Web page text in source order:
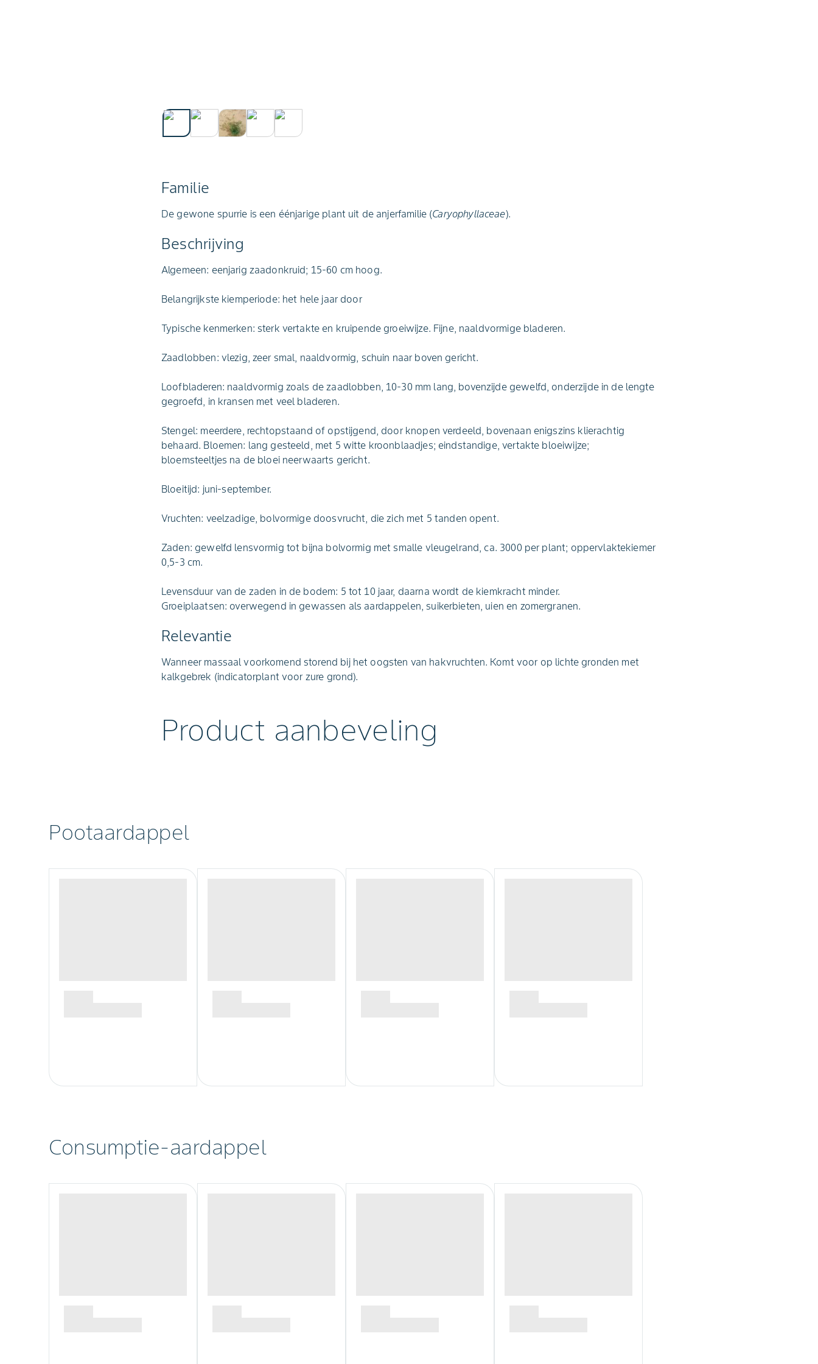
Familie
De gewone spurrie is een éénjarige plant uit de anjerfamilie (Caryophyllaceae).
Beschrijving
Algemeen: eenjarig zaadonkruid; 15-60 cm hoog.
Belangrijkste kiemperiode: het hele jaar door
Typische kenmerken: sterk vertakte en kruipende groeiwijze. Fijne, naaldvormige bladeren.
Zaadlobben: vlezig, zeer smal, naaldvormig, schuin naar boven gericht.
Loofbladeren: naaldvormig zoals de zaadlobben, 10-30 mm lang, bovenzijde gewelfd, onderzijde in de lengte
gegroefd, in kransen met veel bladeren.
Stengel: meerdere, rechtopstaand of opstijgend, door knopen verdeeld, bovenaan enigszins klierachtig
behaard. Bloemen: lang gesteeld, met 5 witte kroonblaadjes; eindstandige, vertakte bloeiwijze;
bloemsteeltjes na de bloei neerwaarts gericht.
Bloeitijd: juni-september.
Vruchten: veelzadige, bolvormige doosvrucht, die zich met 5 tanden opent.
Zaden: gewelfd lensvormig tot bijna bolvormig met smalle vleugelrand, ca. 3000 per plant; oppervlaktekiemer
0,5-3 cm.
Levensduur van de zaden in de bodem: 5 tot 10 jaar, daarna wordt de kiemkracht minder.
Groeiplaatsen: overwegend in gewassen als aardappelen, suikerbieten, uien en zomergranen.
Relevantie
Wanneer massaal voorkomend storend bij het oogsten van hakvruchten. Komt voor op lichte gronden met
kalkgebrek (indicatorplant voor zure grond).
Product aanbeveling
Pootaardappel
Consumptie-aardappel